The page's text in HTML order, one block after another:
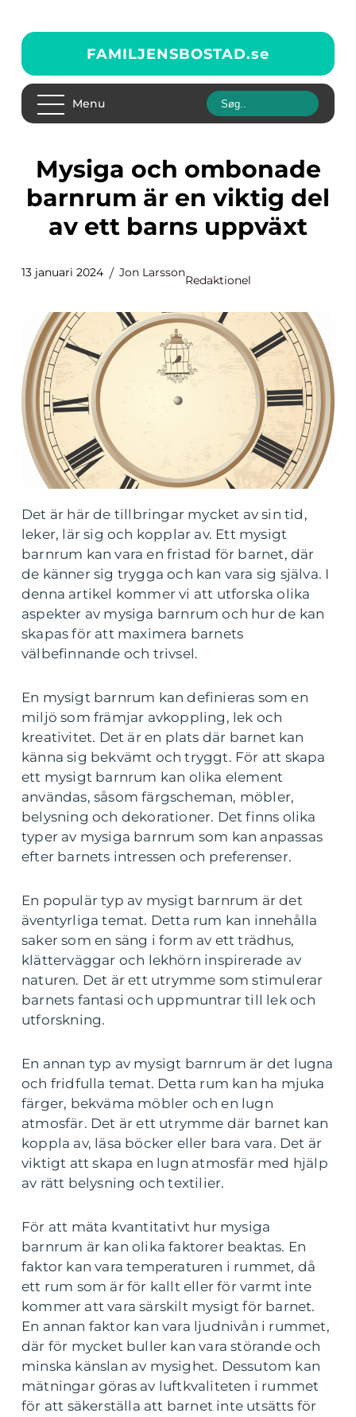
FAMILJENSBOSTAD.se
Menu
Mysiga och ombonade
barnrum är en viktig del
av ett barns uppväxt
13 januari 2024 Jon Larsson
Redaktionel
Det är här de tillbringar mycket av sin tid,
leker, lär sig och kopplar av. Ett mysigt
barnrum kan vara en fristad för barnet, där
de känner sig trygga och kan vara sig själva. I
denna artikel kommer vi att utforska olika
aspekter av mysiga barnrum och hur de kan
skapas för att maximera barnets
välbefinnande och trivsel.
En mysigt barnrum kan definieras som en
miljö som främjar avkoppling, lek och
kreativitet. Det är en plats där barnet kan
känna sig bekvämt och tryggt. För att skapa
ett mysigt barnrum kan olika element
användas, såsom färgscheman, möbler,
belysning och dekorationer. Det finns olika
typer av mysiga barnrum som kan anpassas
efter barnets intressen och preferenser.
En populär typ av mysigt barnrum är det
äventyrliga temat. Detta rum kan innehålla
saker som en säng i form av ett trädhus,
klätterväggar och lekhörn inspirerade av
naturen. Det är ett utrymme som stimulerar
barnets fantasi och uppmuntrar till lek och
utforskning.
En annan typ av mysigt barnrum är det lugna
och fridfulla temat. Detta rum kan ha mjuka
färger, bekväma möbler och en lugn
atmosfär. Det är ett utrymme där barnet kan
koppla av, läsa böcker eller bara vara. Det är
viktigt att skapa en lugn atmosfär med hjälp
av rätt belysning och textilier.
För att mäta kvantitativt hur mysiga
barnrum är kan olika faktorer beaktas. En
faktor kan vara temperaturen i rummet, då
ett rum som är för kallt eller för varmt inte
kommer att vara särskilt mysigt för barnet.
En annan faktor kan vara ljudnivån i rummet,
där för mycket buller kan vara störande och
minska känslan av mysighet. Dessutom kan
mätningar göras av luftkvaliteten i rummet
för att säkerställa att barnet inte utsätts för